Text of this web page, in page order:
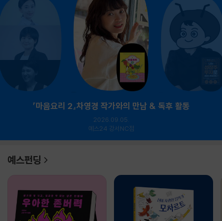
『마음요리 2』차영경 작가와의 만남 & 독후 활동
2026.09.05.
예스24 강서NC점
예스펀딩